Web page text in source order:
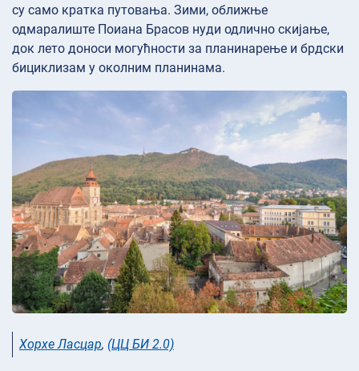
су само кратка путовања. Зими, оближње
одмаралиште Поиана Брасов нуди одлично скијање,
док лето доноси могућности за планинарење и брдски
бициклизам у околним планинама.
Хорхе Ласцар, (ЦЦ БИ 2.0)